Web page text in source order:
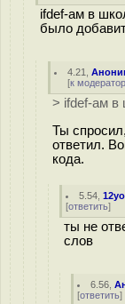
ifdef-ам в
было
4.21 ,
[к
> ifdef-ам в
Ты
ответил.
кода.
5.54 ,
[ответить]
ты не
слов
6.56 ,
[ответить]